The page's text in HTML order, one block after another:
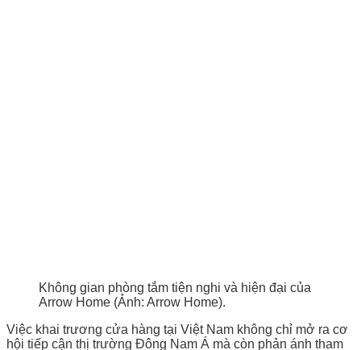
Không gian phòng tắm tiện nghi và hiện đại của
Arrow Home (Ảnh: Arrow Home).
Việc khai trương cửa hàng tại Việt Nam không chỉ mở ra cơ
hội tiếp cận thị trường Đông Nam Á mà còn phản ánh tham